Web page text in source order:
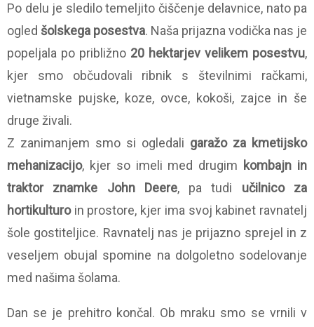
Po delu je sledilo temeljito čiščenje delavnice, nato pa
ogled šolskega posestva. Naša prijazna vodička nas je
popeljala po približno 20 hektarjev velikem posestvu,
kjer smo občudovali ribnik s številnimi račkami,
vietnamske pujske, koze, ovce, kokoši, zajce in še
druge živali.
Z zanimanjem smo si ogledali garažo za kmetijsko
mehanizacijo, kjer so imeli med drugim kombajn in
traktor znamke John Deere, pa tudi učilnico za
hortikulturoin prostore, kjer ima svoj kabinet ravnatelj
šole gostiteljice. Ravnatelj nas je prijazno sprejel in z
veseljem obujal spomine na dolgoletno sodelovanje
med našima šolama.
Dan se je prehitro končal. Ob mraku smo se vrnili v